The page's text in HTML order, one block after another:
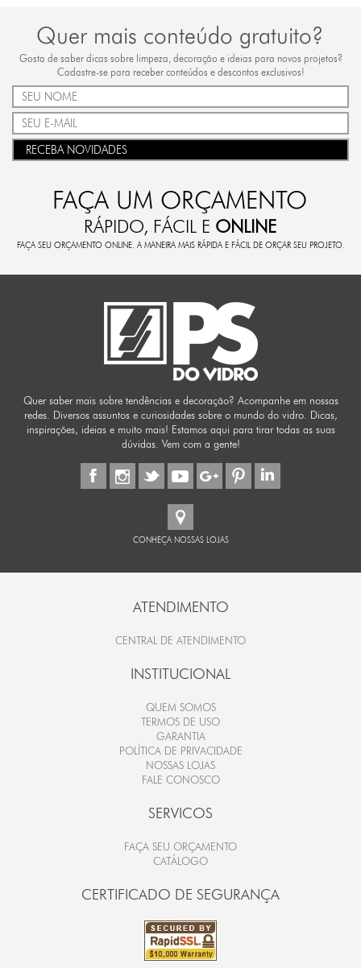
Quer mais conteúdo gratuito?
Gosta de saber dicas sobre limpeza, decoração e ideias para novos projetos?
Cadastre-se para receber conteúdos e descontos exclusivos!
RECEBA NOVIDADES
FAÇA UM ORÇAMENTO
RÁPIDO, FÁCIL E ONLINE
FAÇA SEU ORÇAMENTO ONLINE. A MANEIRA MAIS RÁPIDA E FÁCIL DE ORÇAR SEU PROJETO.
Quer saber mais sobre tendências e decoração? Acompanhe em nossas
redes. Diversos assuntos e curiosidades sobre o mundo do vidro. Dicas,
inspirações, ideias e muito mais! Estamos aqui para tirar todas as suas
dúvidas. Vem com a gente!
CONHEÇA NOSSAS LOJAS
ATENDIMENTO
CENTRAL DE ATENDIMENTO
INSTITUCIONAL
QUEM SOMOS
TERMOS DE USO
GARANTIA
POLÍTICA DE PRIVACIDADE
NOSSAS LOJAS
FALE CONOSCO
SERVICOS
FAÇA SEU ORÇAMENTO
CATÁLOGO
CERTIFICADO DE SEGURANÇA